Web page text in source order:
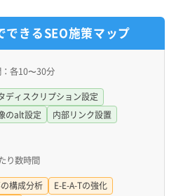
できるSEO施策マップ
各10〜30分
ディスクリプション設定
のalt設定
内部リンク設置
り数時間
構成分析
E-E-A-Tの強化